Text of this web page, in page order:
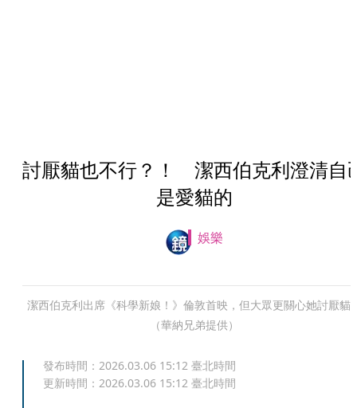
討厭貓也不行？！ 潔西伯克利澄清自
是愛貓的
娛樂
潔西伯克利出席《科學新娘！》倫敦首映，但大眾更關心她討厭貓
（華納兄弟提供）
發布時間： 2026.03.06 15:12 臺北時間
更新時間： 2026.03.06 15:12 臺北時間